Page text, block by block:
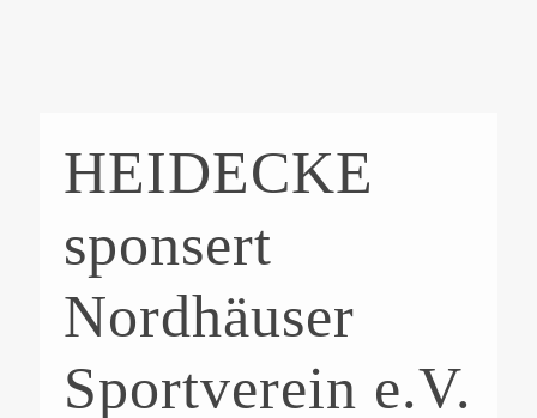
HEIDECKE
sponsert
Nordhäuser
Sportverein e.V.